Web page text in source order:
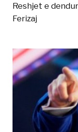
Reshjet e
Ferizaj